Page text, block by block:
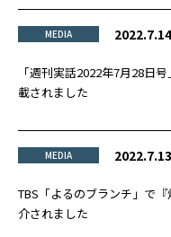
MEDIA 2022.7.14
「週刊実話2022年7月28日
載されました
MEDIA 2022.7.13
TBS「よるのブランチ」で
介されました